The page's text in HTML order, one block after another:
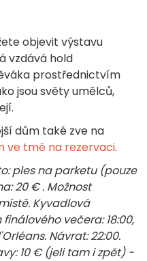
objevit výstavu
vzdává hold
prostřednictvím
jsou světy umělců,
dům také zve na
ve tmě na rezervaci.
ples na parketu (pouze
20 € . Možnost
Kyvadlová
večera: 18:00,
Návrat: 22:00.
10 € (jeli tam i zpět) -